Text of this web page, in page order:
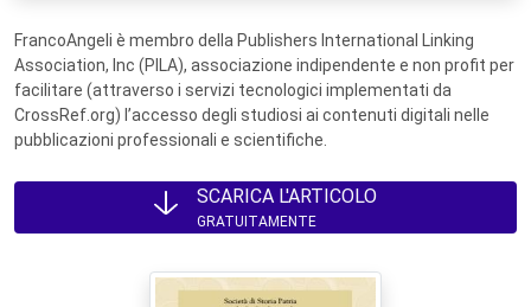
FrancoAngeli è membro della Publishers International Linking
Association, Inc (PILA), associazione indipendente e non profit per
facilitare (attraverso i servizi tecnologici implementati da
CrossRef.org) l’accesso degli studiosi ai contenuti digitali nelle
pubblicazioni professionali e scientifiche.
SCARICA L'ARTICOLO
GRATUITAMENTE